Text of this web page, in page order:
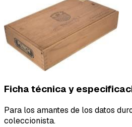
Ficha técnica y
Para los amantes de los datos
coleccionista.